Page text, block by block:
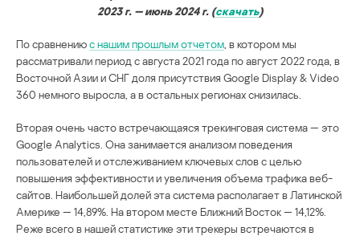
2023 г. — июнь 2024 г. (скачать)
По сравнениюс нашим прошлым отчетом , в котором мы
рассматривали период с августа 2021 года по август 2022 года, в
Восточной Азии и СНГ доля присутствия Google Display & Video
360 немного выросла, а в остальных регионах снизилась.
Вторая очень часто встречающаяся трекинговая система — это
Google Analytics. Она занимается анализом поведения
пользователей и отслеживанием ключевых слов с целью
повышения эффективности и увеличения объема трафика веб-
сайтов. Наибольшей долей эта система располагает в Латинской
Америке — 14,89%. На втором месте Ближний Восток — 14,12%.
Реже всего в нашей статистике эти трекеры встречаются в